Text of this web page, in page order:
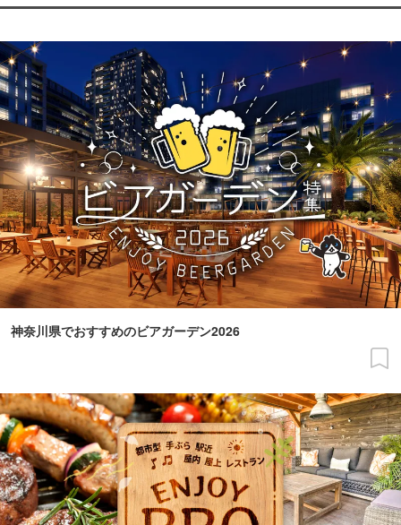
神奈川県でおすすめのビアガーデン2026